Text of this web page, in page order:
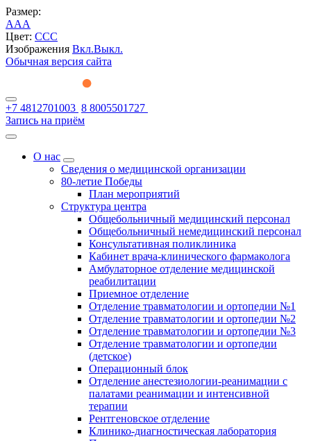
Размер:
AAA
Цвет: CCC
Изображения Вкл.Выкл.
Обычная версия сайта
+7 4812701003 8 8005501727
Запись на приём
О нас
Сведения о медицинской организации
80-летие Победы
План мероприятий
Структура центра
Общебольничный медицинский персонал
Общебольничный немедицинский персонал
Консультативная поликлиника
Кабинет врача-клинического фармаколога
Амбулаторное отделение медицинской
реабилитации
Приемное отделение
Отделение травматологии и ортопедии №1
Отделение травматологии и ортопедии №2
Отделение травматологии и ортопедии №3
Отделение травматологии и ортопедии
(детское)
Операционный блок
Отделение анестезиологии-реанимации с
палатами реанимации и интенсивной
терапии
Рентгеновское отделение
Клинико-диагностическая лаборатория